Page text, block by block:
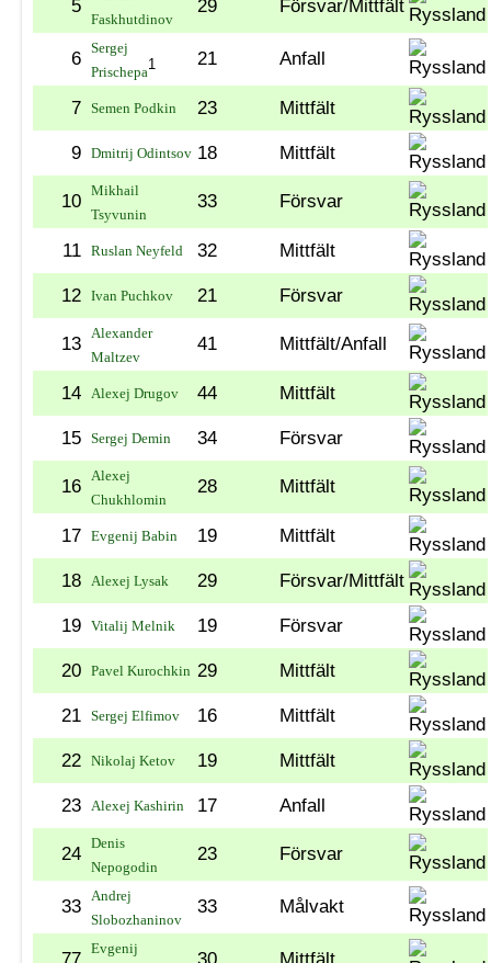
5
Faskhutdinov
29 Försvar/Mittfält
6
Sergej
Prischepa1 21 Anfall
7 Semen Podkin 23 Mittfält
9 Dmitrij Odintsov 18 Mittfält
10
Mikhail
Tsyvunin
33 Försvar
11 Ruslan Neyfeld 32 Mittfält
12 Ivan Puchkov 21 Försvar
13
Alexander
Maltzev
41 Mittfält/Anfall
14 Alexej Drugov 44 Mittfält
15 Sergej Demin 34 Försvar
16
Alexej
Chukhlomin
28 Mittfält
17 Evgenij Babin 19 Mittfält
18 Alexej Lysak 29 Försvar/Mittfält
19 Vitalij Melnik 19 Försvar
20 Pavel Kurochkin 29 Mittfält
21 Sergej Elfimov 16 Mittfält
22 Nikolaj Ketov 19 Mittfält
23 Alexej Kashirin 17 Anfall
24
Denis
Nepogodin
23 Försvar
33
Andrej
Slobozhaninov
33 Målvakt
Evgenij